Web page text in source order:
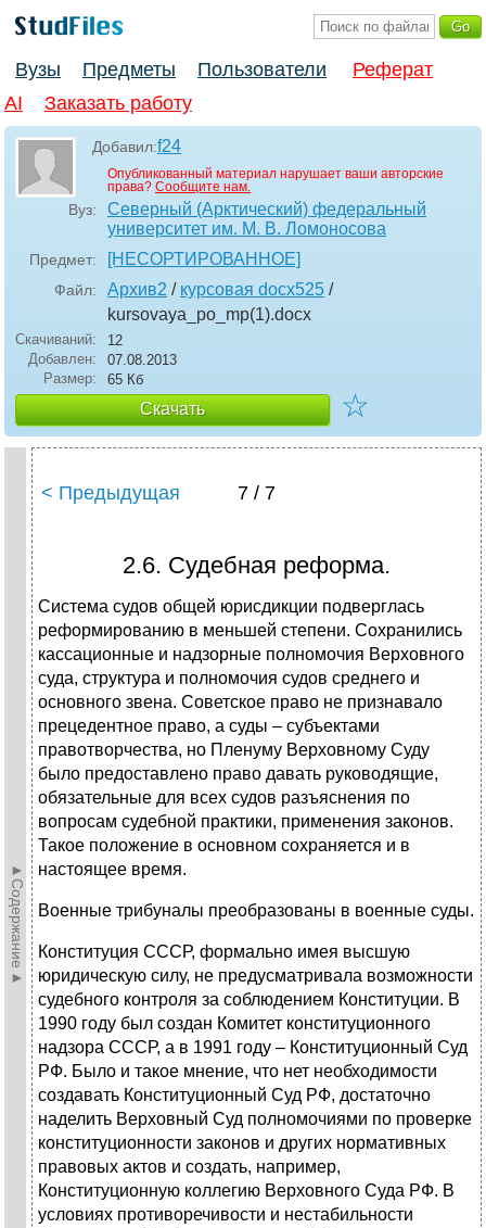
Вузы Предметы Пользователи
Реферат
AI
Заказать работу
Добавил:f24
Опубликованный материал нарушает ваши авторские
права? Сообщите нам.
Вуз:
Северный (Арктический) федеральный
университет им. М. В. Ломоносова
Предмет: [НЕСОРТИРОВАННОЕ]
Файл: Архив2 / курсовая docx525 /
kursovaya_po_mp(1).docx
Скачиваний:
12
Добавлен:
07.08.2013
Размер:
65 Кб
Скачать ☆
►Содержание►
< Предыдущая 7 / 7
2.6. Судебная реформа.
Система судов общей юрисдикции подверглась
реформированию в меньшей степени. Сохранились
кассационные и надзорные полномочия Верховного
суда, структура и полномочия судов среднего и
основного звена. Советское право не признавало
прецедентное право, а суды – субъектами
правотворчества, но Пленуму Верховному Суду
было предоставлено право давать руководящие,
обязательные для всех судов разъяснения по
вопросам судебной практики, применения законов.
Такое положение в основном сохраняется и в
настоящее время.
Военные трибуналы преобразованы в военные суды.
Конституция СССР, формально имея высшую
юридическую силу, не предусматривала возможности
судебного контроля за соблюдением Конституции. В
1990 году был создан Комитет конституционного
надзора СССР, а в 1991 году – Конституционный Суд
РФ. Было и такое мнение, что нет необходимости
создавать Конституционный Суд РФ, достаточно
наделить Верховный Суд полномочиями по проверке
конституционности законов и других нормативных
правовых актов и создать, например,
Конституционную коллегию Верховного Суда РФ. В
условиях противоречивости и нестабильности